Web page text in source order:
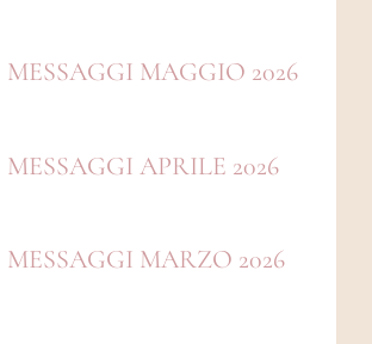
MESSAGGI MAGGIO 2026
MESSAGGI APRILE 2026
MESSAGGI MARZO 2026